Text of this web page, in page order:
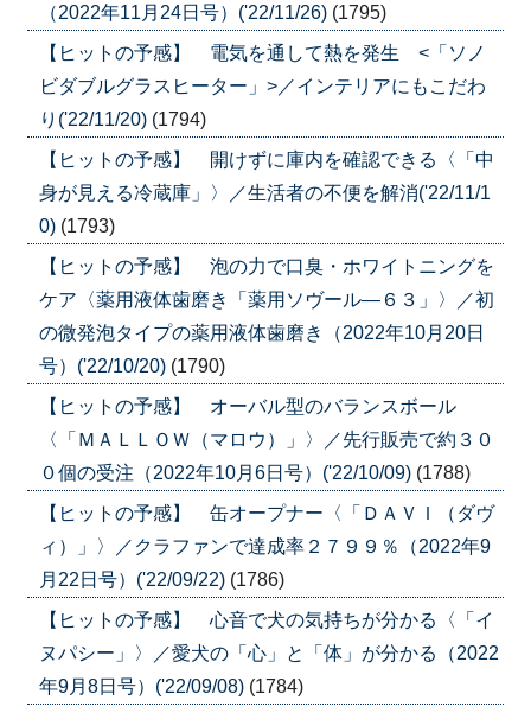
（2022年11月24日号）('22/11/26) (1795)
【ヒットの予感】 電気を通して熱を発生 <「ソノ
ビダブルグラスヒーター」>／インテリアにもこだわ
り('22/11/20) (1794)
【ヒットの予感】 開けずに庫内を確認できる〈「中
身が見える冷蔵庫」〉／生活者の不便を解消('22/11/1
0) (1793)
【ヒットの予感】 泡の力で口臭・ホワイトニングを
ケア〈薬用液体歯磨き「薬用ソヴール―６３」〉／初
の微発泡タイプの薬用液体歯磨き（2022年10月20日
号）('22/10/20) (1790)
【ヒットの予感】 オーバル型のバランスボール
〈「ＭＡＬＬＯＷ（マロウ）」〉／先行販売で約３０
０個の受注（2022年10月6日号）('22/10/09) (1788)
【ヒットの予感】 缶オープナー〈「ＤＡＶＩ（ダヴ
ィ）」〉／クラファンで達成率２７９９％（2022年9
月22日号）('22/09/22) (1786)
【ヒットの予感】 心音で犬の気持ちが分かる〈「イ
ヌパシー」〉／愛犬の「心」と「体」が分かる（2022
年9月8日号）('22/09/08) (1784)